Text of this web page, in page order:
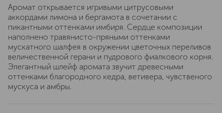
Аромат открывается игривыми цитрусовыми
аккордами лимона и бергамота в сочетании с
пикантными оттенками имбиря. Сердце композиции
наполнено травянисто-пряными оттенками
мускатного шалфея в окружении цветочных переливов
величественной герани и пудрового фиалкового корня.
Элегантный шлейф аромата звучит древесными
оттенками благородного кедра, ветивера, чувственого
мускуса и амбры.